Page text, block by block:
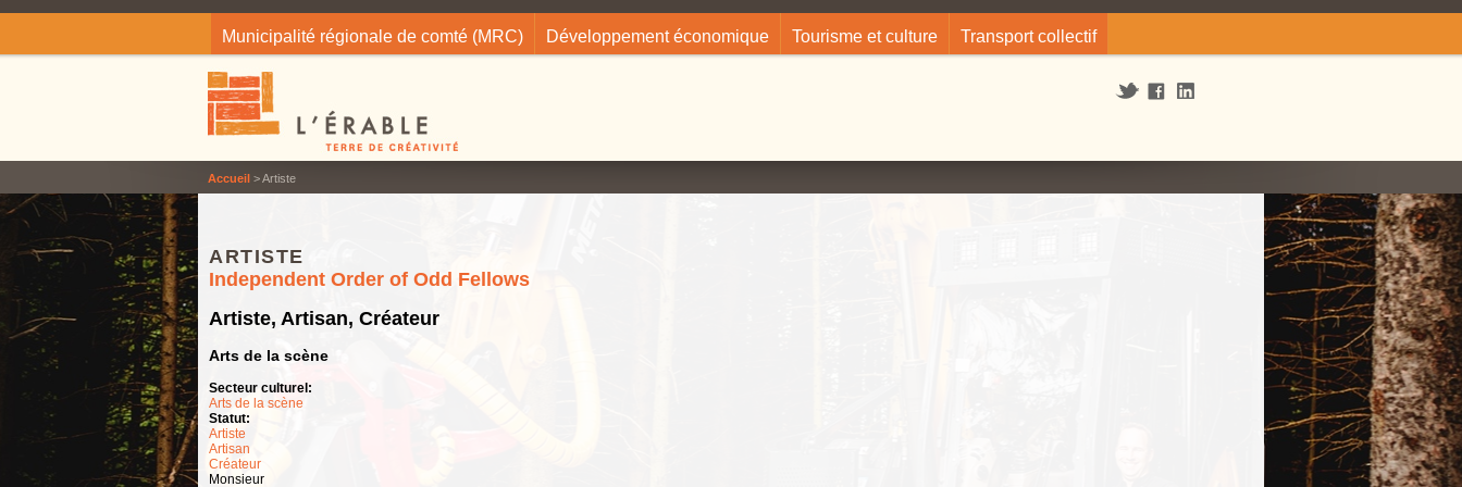
Municipalité régionale de comté (MRC) Développement économique Tourisme et culture Transport collectif
Accueil> Artiste
ARTISTE
Independent Order of Odd Fellows
Artiste, Artisan, Créateur
Arts de la scène
Secteur culturel:
Arts de la scène
Statut:
Artiste
Artisan
Créateur
Monsieur